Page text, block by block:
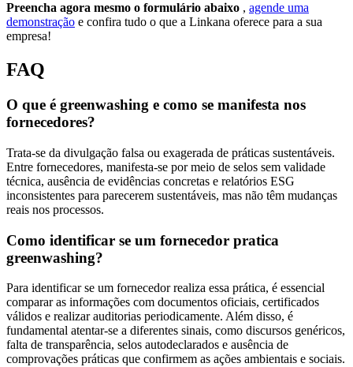
Preencha agora mesmo o formulário abaixo , agende uma
demonstração e confira tudo o que a Linkana oferece para a sua
empresa!
FAQ
O que é greenwashing e como se manifesta nos
fornecedores?
Trata-se da divulgação falsa ou exagerada de práticas sustentáveis.
Entre fornecedores, manifesta-se por meio de selos sem validade
técnica, ausência de evidências concretas e relatórios ESG
inconsistentes para parecerem sustentáveis, mas não têm mudanças
reais nos processos.
Como identificar se um fornecedor pratica
greenwashing?
Para identificar se um fornecedor realiza essa prática, é essencial
comparar as informações com documentos oficiais, certificados
válidos e realizar auditorias periodicamente. Além disso, é
fundamental atentar-se a diferentes sinais, como discursos genéricos,
falta de transparência, selos autodeclarados e ausência de
comprovações práticas que confirmem as ações ambientais e sociais.